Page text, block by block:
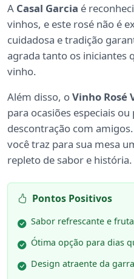
A Casal Garcia é
vinhos, e este rosé não é
cuidadosa e tradição
agrada tanto os iniciantes
vinho.
Além disso, oVinho Rosé
para ocasiões especiais
descontração com
você traz para sua mesa
repleto de sabor e história.
Pontos Positivos
Sabor refrescante e
Ótima opção para dias
Design atraente da